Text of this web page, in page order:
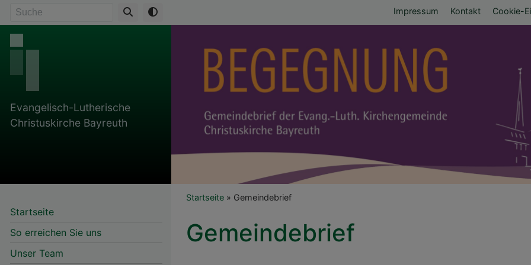
Direkt
Inhalt
Impressum Kontakt Cookie-
Evangelisch-Lutherische
Christuskirche Bayreuth
Startseite
So erreichen Sie uns
Unser Team
Breadcrumb
Startseite Gemeindebrief
Gemeindebrief